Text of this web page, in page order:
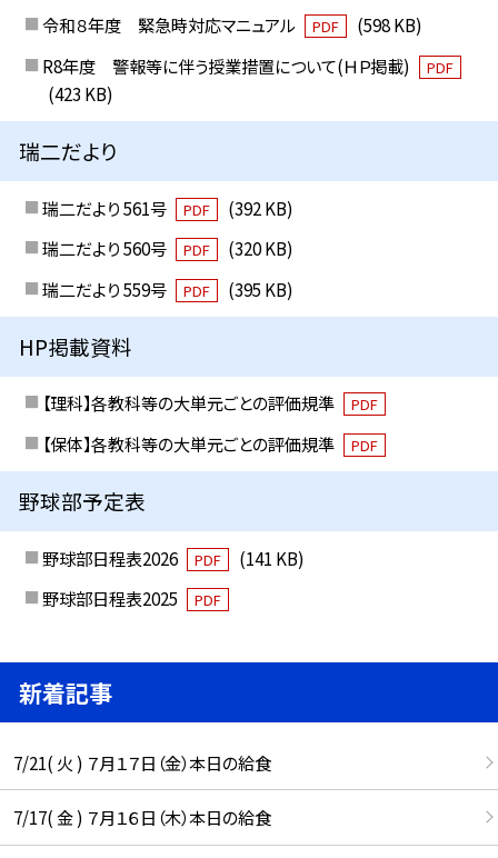
令和８年度 緊急時対応マニュアル
PDF
(598 KB)
R8年度 警報等に伴う授業措置について(ＨＰ掲載)
PDF
(423 KB)
瑞二だより
瑞二だより 561号 PDF
(392 KB)
瑞二だより 560号
PDF
(320 KB)
瑞二だより 559号
PDF (395 KB)
HP掲載資料
【理科】各教科等の大単元ごとの評価規準 PDF
【保体】各教科等の大単元ごとの評価規準 PDF
野球部予定表
野球部日程表2026 PDF
(141 KB)
野球部日程表2025
PDF
新着記事
7/21( 火 ) ７月１７日（金）本日の給食
7/17( 金 ) ７月１６日（木）本日の給食